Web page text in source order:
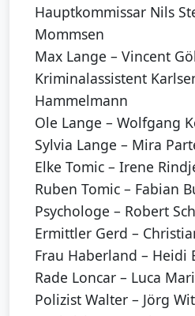
Hauptkommissar Nils
Mommsen
Max Lange – Vincent
Kriminalassistent
Hammelmann
Ole Lange – Wolfgang
Sylvia Lange – Mira
Elke Tomic – Irene
Ruben Tomic – Fabian
Psychologe – Robert
Ermittler Gerd –
Frau Haberland – Heidi
Rade Loncar – Luca
Polizist Walter – Jörg